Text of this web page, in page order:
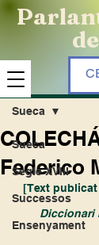
Entrada
Sueca
Segle XVIII
Successos
Ensenyament
Sueca
Federico
[Text publicat
Diccionari